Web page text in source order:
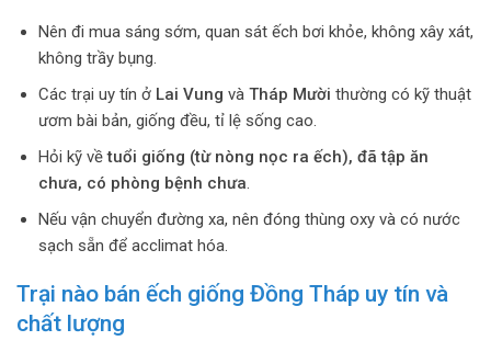
Nên đi mua sáng sớm, quan sát ếch bơi khỏe, không xây xát,
không trầy bụng.
Các trại uy tín ở Lai Vung và Tháp Mười thường có kỹ thuật
ươm bài bản, giống đều, tỉ lệ sống cao.
Hỏi kỹ vềtuổi giống (từ nòng nọc ra ếch), đã tập ăn
chưa, có phòng bệnh chưa.
Nếu vận chuyển đường xa, nên đóng thùng oxy và có nước
sạch sẵn để acclimat hóa.
Trại nào bán ếch giống Đồng Tháp uy tín và
chất lượng